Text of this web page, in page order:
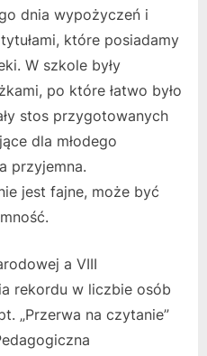
dnia wypożyczeń i
które posiadamy
W szkole były
po które łatwo było
stos przygotowanych
dla młodego
przyjemna.
jest fajne, może być
a VIII
rekordu w liczbie osób
„Przerwa na czytanie”